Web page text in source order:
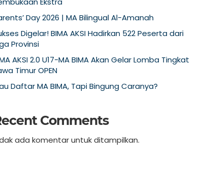
Day 2026 | MA Bilingual Al-Amanah
Digelar! BIMA AKSI Hadirkan 522 Peserta dari
Provinsi
AKSI 2.0 U17-MA BIMA Akan Gelar Lomba Tingkat
Timur OPEN
Daftar MA BIMA, Tapi Bingung Caranya?
Comments
ada komentar untuk ditampilkan.